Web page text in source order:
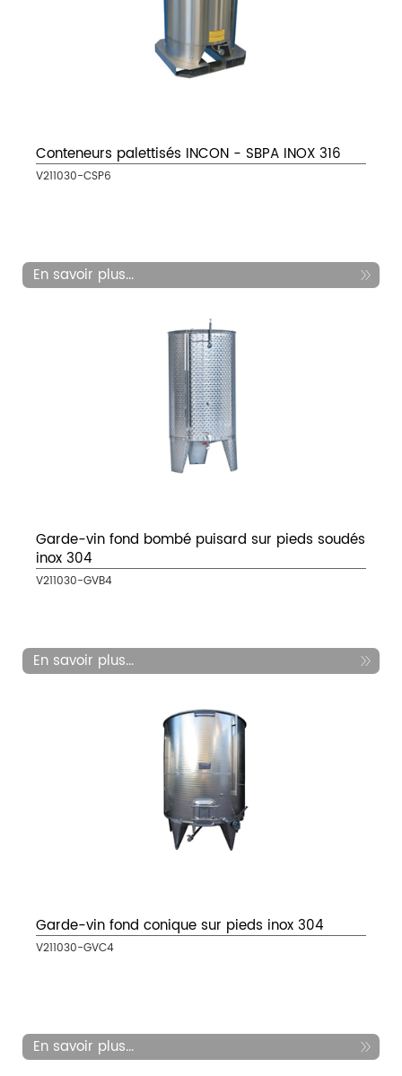
Conteneurs palettisés INCON - SBPA INOX 316
V211030-CSP6
En savoir plus...
Garde-vin fond bombé puisard sur pieds soudés
inox 304
V211030-GVB4
En savoir plus...
Garde-vin fond conique sur pieds inox 304
V211030-GVC4
En savoir plus...